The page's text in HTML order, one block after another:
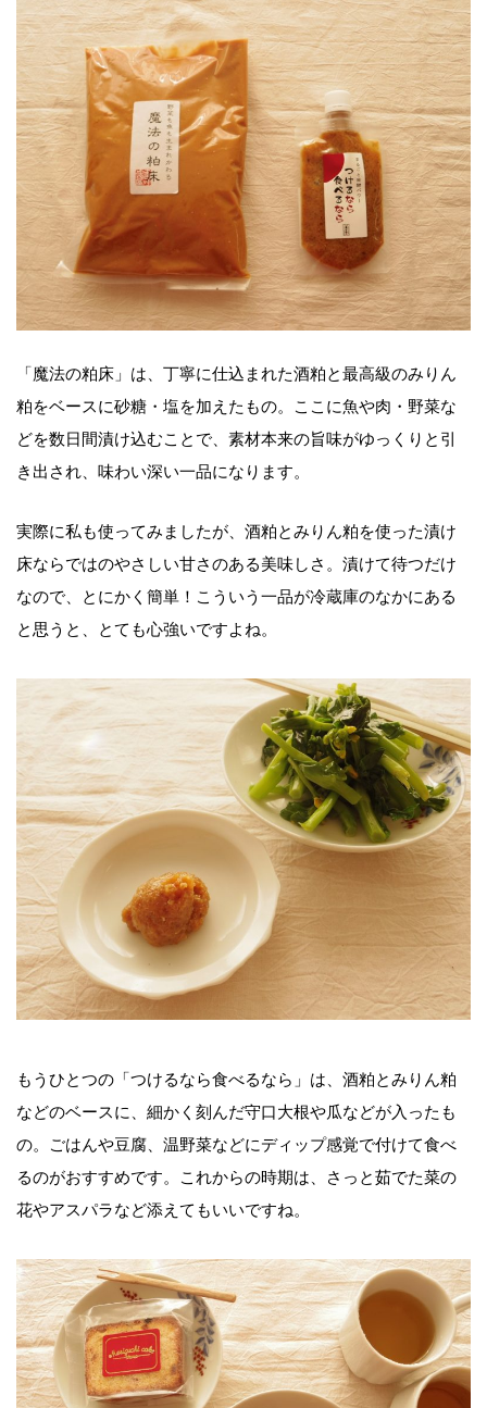
「魔法の粕床」は、丁寧に仕込まれた酒粕と最高級のみりん
粕をベースに砂糖・塩を加えたもの。ここに魚や肉・野菜な
どを数日間漬け込むことで、素材本来の旨味がゆっくりと引
き出され、味わい深い一品になります。
実際に私も使ってみましたが、酒粕とみりん粕を使った漬け
床ならではのやさしい甘さのある美味しさ。漬けて待つだけ
なので、とにかく簡単！こういう一品が冷蔵庫のなかにある
と思うと、とても心強いですよね。
もうひとつの「つけるなら食べるなら」は、酒粕とみりん粕
などのベースに、細かく刻んだ守口大根や瓜などが入ったも
の。ごはんや豆腐、温野菜などにディップ感覚で付けて食べ
るのがおすすめです。これからの時期は、さっと茹でた菜の
花やアスパラなど添えてもいいですね。